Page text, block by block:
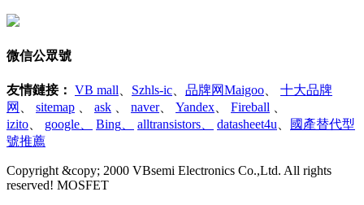
微信公眾號
友情鏈接： VB mall Szhls-ic 品牌网Maigoo
十大品牌
网
sitemap ask naver、 Yandex Fireball
izito
google Bing alltransistors datasheet4u
國產替代型
號推薦
Copyright &copy; 2000 VBsemi Electronics Co.,Ltd. All rights
reserved! MOSFET